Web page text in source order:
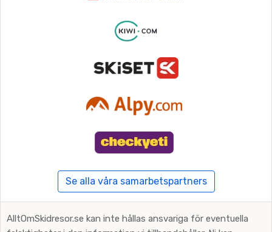
Se alla våra samarbetspartners
AlltOmSkidresor.se kan inte hållas ansvariga för eventuella